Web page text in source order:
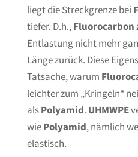
liegt die Streckgrenze bei
tiefer. D.h.,Fluorocarbon
Entlastung nicht mehr
Länge zurück. Diese
Tatsache, warum
leichter zum „Kringeln“
alsPolyamid. UHMWPE
wiePolyamid, nämlich
elastisch.